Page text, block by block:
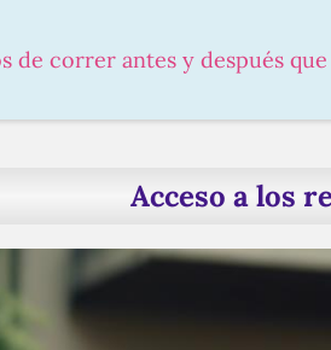
de correr antes y después
Acceso a los